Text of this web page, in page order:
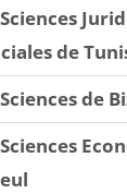
de
de